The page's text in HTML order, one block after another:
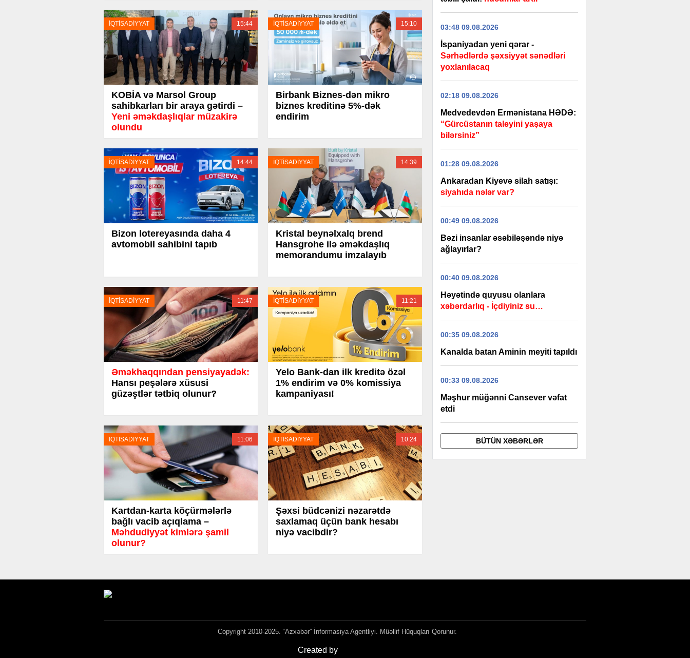
İQTİSADİYYAT 15:44
KOBİA və Marsol Group
sahibkarları bir araya gətirdi –
Yeni əməkdaşlıqlar müzakirə
olundu
İQTİSADİYYAT 15:10
Birbank Biznes-dən mikro
biznes kreditinə 5%-dək
endirim
İQTİSADİYYAT 14:44
Bizon lotereyasında daha 4
avtomobil sahibini tapıb
İQTİSADİYYAT 14:39
Kristal beynəlxalq brend
Hansgrohe ilə əməkdaşlıq
memorandumu imzalayıb
İQTİSADİYYAT 11:47
Əməkhaqqından pensiyayadək:
Hansı peşələrə xüsusi
güzəştlər tətbiq olunur?
İQTİSADİYYAT 11:21
Yelo Bank-dan ilk kreditə özəl
1% endirim və 0% komissiya
kampaniyası!
İQTİSADİYYAT 11:06
Kartdan-karta köçürmələrlə
bağlı vacib açıqlama –
Məhdudiyyət kimlərə şamil
olunur?
İQTİSADİYYAT 10:24
Şəxsi büdcənizi nəzarətdə
saxlamaq üçün bank hesabı
niyə vacibdir?
03:48 09.08.2026
İspaniyadan yeni qərar -
Sərhədlərdə şəxsiyyət sənədləri
yoxlanılacaq
02:18 09.08.2026
Medvedevdən Ermənistana HƏDƏ:
“Gürcüstanın taleyini yaşaya
bilərsiniz”
01:28 09.08.2026
Ankaradan Kiyevə silah satışı:
siyahıda nələr var?
00:49 09.08.2026
Bəzi insanlar əsəbiləşəndə niyə
ağlayırlar?
00:40 09.08.2026
Həyətində quyusu olanlara
xəbərdarlıq - İçdiyiniz su…
00:35 09.08.2026
Kanalda batan Aminin meyiti tapıldı
00:33 09.08.2026
Məşhur müğənni Cansever vəfat
etdi
BÜTÜN XƏBƏRLƏR
Copyright 2010-2025. “Azxəbər” İnformasiya Agentliyi. Müəllif Hüquqları Qorunur.
Created by